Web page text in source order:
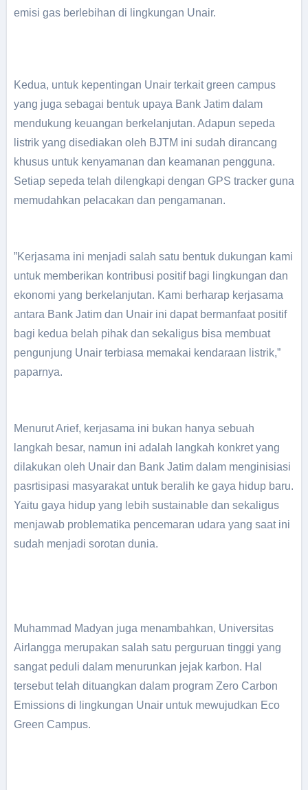
emisi gas berlebihan di lingkungan Unair.
Kedua, untuk kepentingan Unair terkait green campus
yang juga sebagai bentuk upaya Bank Jatim dalam
mendukung keuangan berkelanjutan. Adapun sepeda
listrik yang disediakan oleh BJTM ini sudah dirancang
khusus untuk kenyamanan dan keamanan pengguna.
Setiap sepeda telah dilengkapi dengan GPS tracker guna
memudahkan pelacakan dan pengamanan.
”Kerjasama ini menjadi salah satu bentuk dukungan kami
untuk memberikan kontribusi positif bagi lingkungan dan
ekonomi yang berkelanjutan. Kami berharap kerjasama
antara Bank Jatim dan Unair ini dapat bermanfaat positif
bagi kedua belah pihak dan sekaligus bisa membuat
pengunjung Unair terbiasa memakai kendaraan listrik,”
paparnya.
Menurut Arief, kerjasama ini bukan hanya sebuah
langkah besar, namun ini adalah langkah konkret yang
dilakukan oleh Unair dan Bank Jatim dalam menginisiasi
pasrtisipasi masyarakat untuk beralih ke gaya hidup baru.
Yaitu gaya hidup yang lebih sustainable dan sekaligus
menjawab problematika pencemaran udara yang saat ini
sudah menjadi sorotan dunia.
Muhammad Madyan juga menambahkan, Universitas
Airlangga merupakan salah satu perguruan tinggi yang
sangat peduli dalam menurunkan jejak karbon. Hal
tersebut telah dituangkan dalam program Zero Carbon
Emissions di lingkungan Unair untuk mewujudkan Eco
Green Campus.